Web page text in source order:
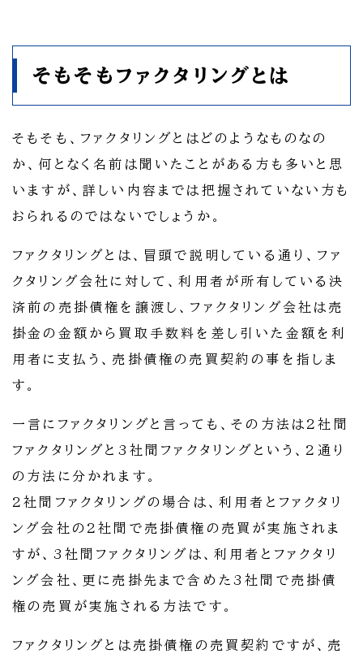
そもそもファクタリングとは
そもそも、ファクタリングとはどのようなものなの
か、何となく名前は聞いたことがある方も多いと思
いますが、詳しい内容までは把握されていない方も
おられるのではないでしょうか。
ファクタリングとは、冒頭で説明している通り、ファ
クタリング会社に対して、利用者が所有している決
済前の売掛債権を譲渡し、ファクタリング会社は売
掛金の金額から買取手数料を差し引いた金額を利
用者に支払う、売掛債権の売買契約の事を指しま
す。
一言にファクタリングと言っても、その方法は2社間
ファクタリングと3社間ファクタリングという、2通り
の方法に分かれます。
2社間ファクタリングの場合は、利用者とファクタリ
ング会社の2社間で売掛債権の売買が実施されま
すが、3社間ファクタリングは、利用者とファクタリ
ング会社、更に売掛先まで含めた3社間で売掛債
権の売買が実施される方法です。
ファクタリングとは売掛債権の売買契約ですが、売